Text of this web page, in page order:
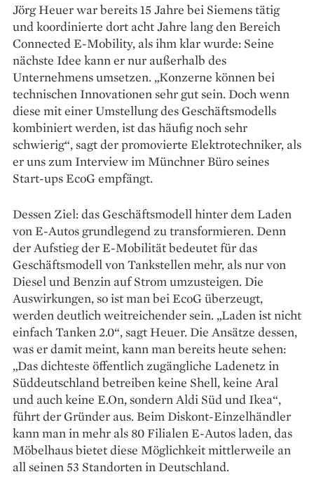
Jörg Heuer war bereits 15 ­Jahre bei Siemens tätig
und ­koordinierte dort acht Jahre lang den Bereich
Connected E-Mobility, als ihm klar wurde: Seine
nächste Idee kann er nur außerhalb des
Unternehmens umsetzen. „Konzerne können bei
technischen Innovationen sehr gut sein. Doch wenn
diese mit einer Umstellung des Geschäftsmodells
kombiniert werden, ist das häufig noch sehr
schwierig“, sagt der promovierte Elektrotechniker, als
er uns zum Interview im Münchner Büro seines
Start-ups EcoG empfängt.
Dessen Ziel: das Geschäfts­­­modell hinter dem Laden
von E-­Autos grundlegend zu transformieren. Denn
der Aufstieg der E-­Mobilität bedeutet für das
Geschäftsmodell von Tankstellen mehr, als nur von
Diesel und Benzin auf Strom umzusteigen. Die
Auswirkungen, so ist man bei EcoG überzeugt,
werden deutlich weitreichender sein. „­Laden ist nicht
einfach Tanken 2.0“, sagt Heuer. Die Ansätze dessen,
was er damit meint, kann man bereits heute sehen:
„Das ­dichteste öffentlich zugängliche Ladenetz in
Süddeutschland betreiben ­keine Shell, keine Aral
und auch keine E.On, sondern Aldi Süd und Ikea“,
führt der Gründer aus. Beim Diskont-Einzelhändler
kann man in mehr als 80 Filialen E-Autos laden, das
Möbelhaus bietet diese Möglichkeit mittlerweile an
all seinen 53 Standorten in Deutschland.